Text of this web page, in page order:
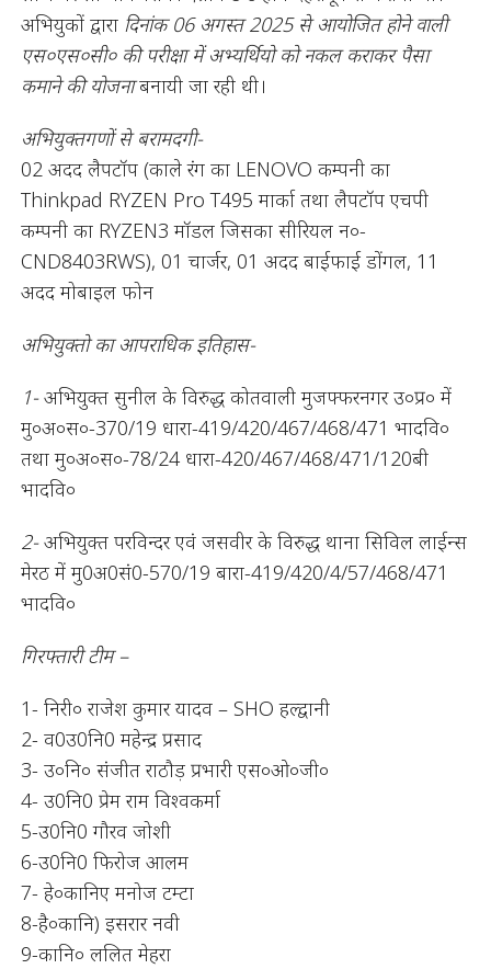
अभियुकों द्वारा दिनांक 06 अगस्त 2025 से आयोजित होने वाली
एस०एस०सी० की परीक्षा में अभ्यर्थियो को नकल कराकर पैसा
कमाने की योजनाबनायी जा रही थी।
अभियुक्तगणों से बरामदगी-
02 अदद लैपटॉप (काले रंग का LENOVO कम्पनी का
Thinkpad RYZEN Pro T495 मार्का तथा लैपटॉप एचपी
कम्पनी का RYZEN3 मॉडल जिसका सीरियल न०-
CND8403RWS), 01 चार्जर, 01 अदद बाईफाई डोंगल, 11
अदद मोबाइल फोन
अभियुक्तो का आपराधिक इतिहास-
1-अभियुक्त सुनील के विरुद्ध कोतवाली मुजफ्फरनगर उ०प्र० में
मु०अ०स०-370/19 धारा-419/420/467/468/471 भादवि०
तथा मु०अ०स०-78/24 धारा-420/467/468/471/120बी
भादवि०
2-अभियुक्त परविन्दर एवं जसवीर के विरुद्ध थाना सिविल लाईन्स
मेरठ में मु0अ0सं0-570/19 बारा-419/420/4/57/468/471
भादवि०
गिरफ्तारी टीम –
1- निरी० राजेश कुमार यादव – SHO हल्द्वानी
2- व0उ0नि0 महेन्द्र प्रसाद
3- उ०नि० संजीत राठौड़ प्रभारी एस०ओ०जी०
4- उ0नि0 प्रेम राम विश्वकर्मा
5-उ0नि0 गौरव जोशी
6-उ0नि0 फिरोज आलम
7- हे०कानिए मनोज टम्टा
8-है०कानि) इसरार नवी
9-कानि० ललित मेहरा